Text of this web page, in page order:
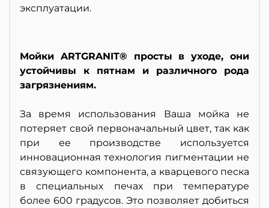
эксплуатации.
Мойки ARTGRANIT® просты в уходе, они
устойчивы к пятнам и различного рода
загрязнениям.
За время использования Ваша мойка не
потеряет свой первоначальный цвет, так как
при ее производстве используется
инновационная технология пигментации не
связующего компонента, а кварцевого песка
в специальных печах при температуре
более 600 градусов. Это позволяет добиться